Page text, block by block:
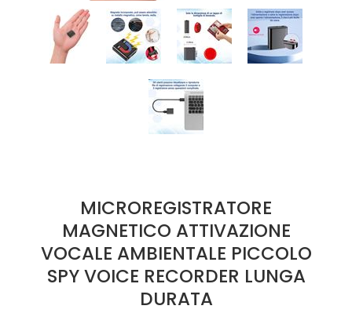
MICROREGISTRATORE
MAGNETICO ATTIVAZIONE
VOCALE AMBIENTALE PICCOLO
SPY VOICE RECORDER LUNGA
DURATA